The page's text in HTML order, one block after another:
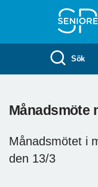
Sök
Månadsmöte
Månadsmötet i
den 13/3